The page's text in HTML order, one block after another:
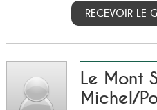
RECEVOIR LE
Le Mont
Michel/